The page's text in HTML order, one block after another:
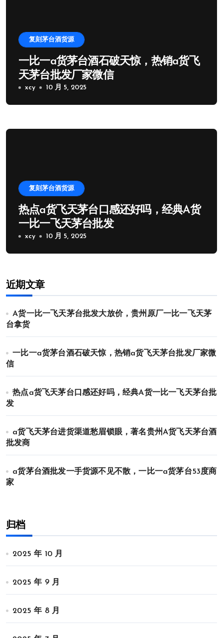
复刻茅台酒货源
一比一a货茅台酒石破天惊，热销a货飞
天茅台批发厂家微信
xcy 10 月 5, 2025
复刻茅台酒货源
热点a货飞天茅台口感还好吗，经典A货
一比一飞天茅台批发
xcy 10 月 5, 2025
近期文章
A货一比一飞天茅台批发大放价，贵州原厂一比一飞天茅
台拿货
一比一a货茅台酒石破天惊，热销a货飞天茅台批发厂家微
信
热点a货飞天茅台口感还好吗，经典A货一比一飞天茅台批
发
a货飞天茅台进货渠道愁眉锁眼，著名贵州A货飞天茅台酒
批发商
a货茅台酒批发一手货源不见不散，一比一a货茅台53度商
家
归档
2025 年 10 月
2025 年 9 月
2025 年 8 月